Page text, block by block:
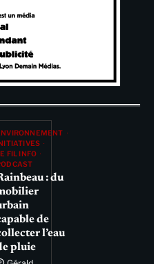
FIL INFO
: du
de
l’eau
pluie